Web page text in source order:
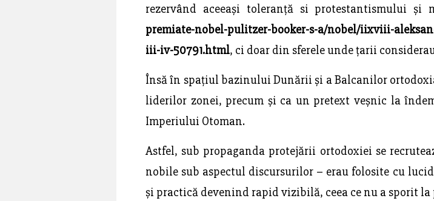
rezervând aceeași toleranță si protestantismului și
premiate-nobel-pulitzer-booker-s-a/nobel/iixviii-
iii-iv-50791.html, ci doar din sferele unde țarii
Însă în spațiul bazinului Dunării și a Balcanilor
liderilor zonei, precum și ca un pretext veșnic la
Imperiului Otoman.
Astfel, sub propaganda protejării ortodoxiei se
nobile sub aspectul discursurilor – erau folosite cu
și practică devenind rapid vizibilă, ceea ce nu a sporit